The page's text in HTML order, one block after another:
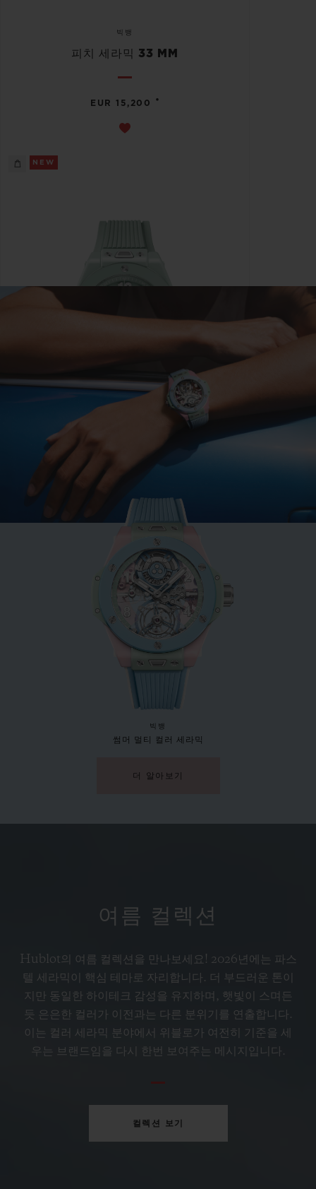
빅뱅
피치 세라믹 33 MM
EUR 15,200 •
NEW
민트 그린 세라믹 33 MM
EUR 15,200 •
EUR 15,200 •
빅뱅
썸머 멀티 컬러 세라믹
더 알아보기
여름 컬렉션
Hublot의 여름 컬렉션을 만나보세요! 2026년에는 파스
텔 세라믹이 핵심 테마로 자리합니다. 더 부드러운 톤이
지만 동일한 하이테크 감성을 유지하며, 햇빛이 스며든
듯 은은한 컬러가 이전과는 다른 분위기를 연출합니다.
이는 컬러 세라믹 분야에서 위블로가 여전히 기준을 세
우는 브랜드임을 다시 한번 보여주는 메시지입니다.
컬렉션 보기